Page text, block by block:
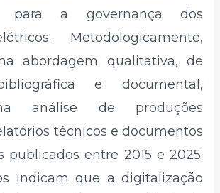
para a governança dos
Metodologicamente,
abordagem qualitativa, de
e documental,
análise de produções
técnicos e documentos
publicados entre 2015 e 2025.
indicam que a digitalização